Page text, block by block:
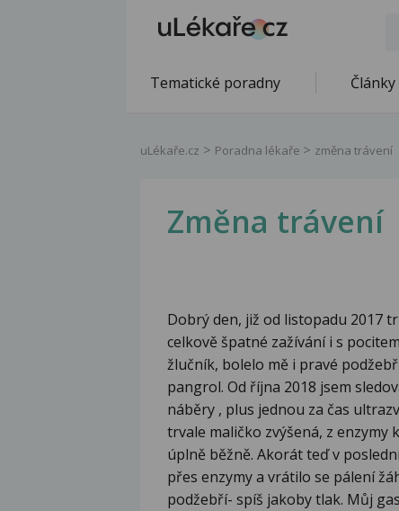
Tematické poradny Články
uLékaře.cz Poradna lékaře změna trávení
Změna trávení
Dobrý den, již od listopadu 2017
celkově špatné zažívání i s
žlučník, bolelo mě i pravé
pangrol. Od října 2018 jsem
náběry , plus jednou za čas
trvale maličko zvýšená, z
úplně běžně. Akorát teď v
přes enzymy a vrátilo se pálení
podžebří- spíš jakoby tlak. Můj